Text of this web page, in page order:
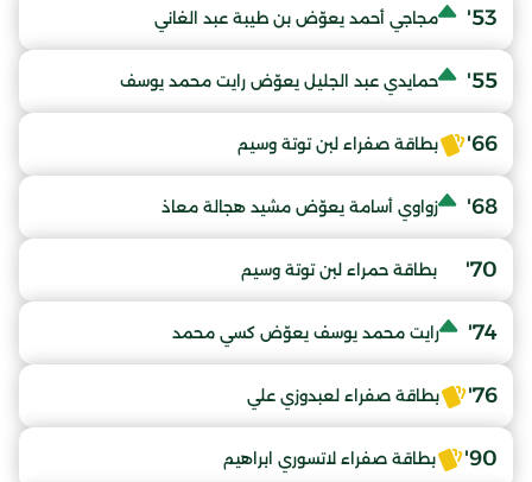
53' مجاجي أحمد يعوّض بن طيبة عبد الغاني
55' حمايدي عبد الجليل يعوّض رايت محمد يوسف
66' بطاقة صفراء لبن توتة وسيم
68' زواوي أسامة يعوّض مشيد هجالة معاذ
70' بطاقة حمراء لبن توتة وسيم
74' رايت محمد يوسف يعوّض كسي محمد
76' بطاقة صفراء لعبدوزي علي
90' بطاقة صفراء لاتسوري ابراهيم